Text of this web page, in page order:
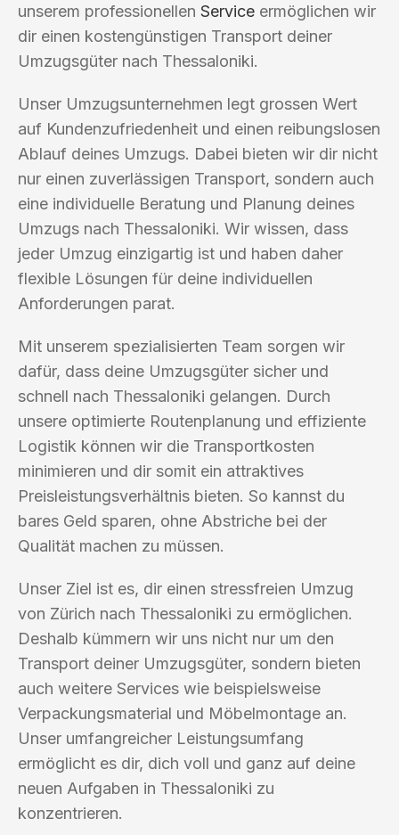
unserem professionellen Service ermöglichen wir
dir einen kostengünstigen Transport deiner
Umzugsgüter nach Thessaloniki.
Unser Umzugsunternehmen legt grossen Wert
auf Kundenzufriedenheit und einen reibungslosen
Ablauf deines Umzugs. Dabei bieten wir dir nicht
nur einen zuverlässigen Transport, sondern auch
eine individuelle Beratung und Planung deines
Umzugs nach Thessaloniki. Wir wissen, dass
jeder Umzug einzigartig ist und haben daher
flexible Lösungen für deine individuellen
Anforderungen parat.
Mit unserem spezialisierten Team sorgen wir
dafür, dass deine Umzugsgüter sicher und
schnell nach Thessaloniki gelangen. Durch
unsere optimierte Routenplanung und effiziente
Logistik können wir die Transportkosten
minimieren und dir somit ein attraktives
Preisleistungsverhältnis bieten. So kannst du
bares Geld sparen, ohne Abstriche bei der
Qualität machen zu müssen.
Unser Ziel ist es, dir einen stressfreien Umzug
von Zürich nach Thessaloniki zu ermöglichen.
Deshalb kümmern wir uns nicht nur um den
Transport deiner Umzugsgüter, sondern bieten
auch weitere Services wie beispielsweise
Verpackungsmaterial und Möbelmontage an.
Unser umfangreicher Leistungsumfang
ermöglicht es dir, dich voll und ganz auf deine
neuen Aufgaben in Thessaloniki zu
konzentrieren.